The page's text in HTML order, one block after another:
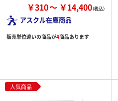
￥310 ￥14,400
アスクル在庫商品
販売単位違いの商品が4商品あります
人気商品